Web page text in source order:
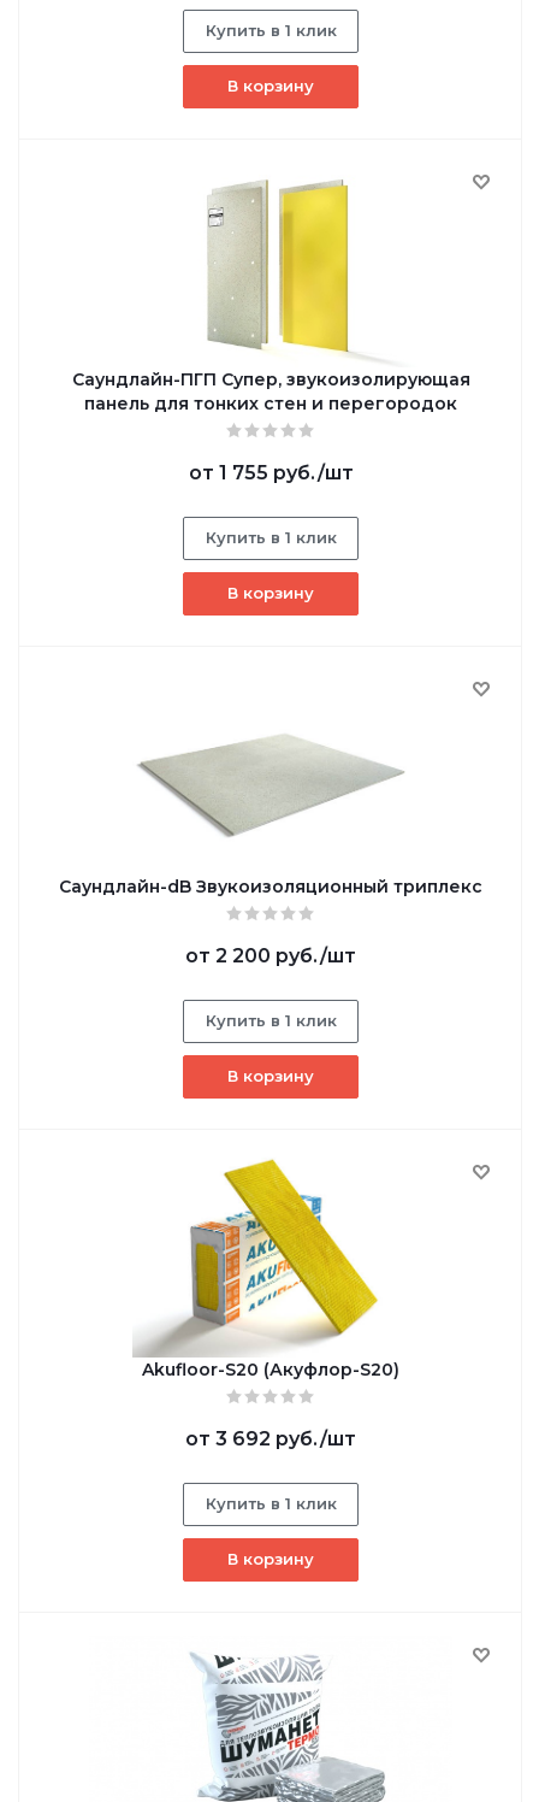
Купить в 1 клик
В корзину
Саундлайн-ПГП Супер, звукоизолирующая
панель для тонких стен и перегородок
от 1 755 руб./шт
Купить в 1 клик
В корзину
Саундлайн-dB Звукоизоляционный триплекс
от 2 200 руб./шт
Купить в 1 клик
В корзину
Akufloor-S20 (Акуфлор-S20)
от 3 692 руб./шт
Купить в 1 клик
В корзину